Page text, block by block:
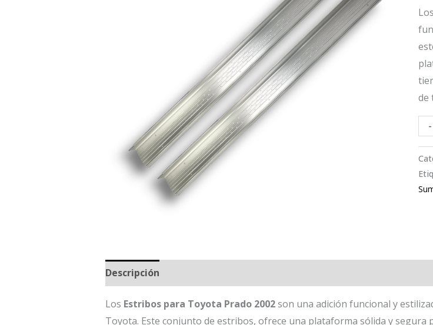
Los
de
-
Descripción
Los Estribos para Toyota Prado 2002son una adición funcional y
Toyota. Este conjunto de estribos, ofrece una plataforma sólida y